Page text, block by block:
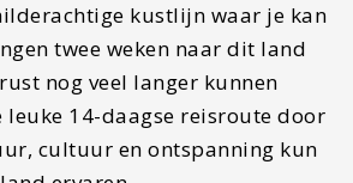
kustlijn waar je kan
twee weken naar dit land
nog veel langer kunnen
leuke 14-daagse reisroute door
cultuur en ontspanning kun